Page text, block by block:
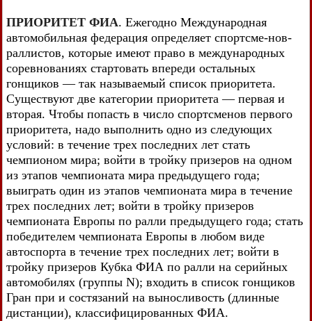
ПРИОРИТЕТ ФИА. Ежегодно Международная
автомобильная федерация определяет спортсме-нов-
раллистов, которые имеют право в международных
соревнованиях стартовать впереди остальных
гонщиков — так называемый список приоритета.
Существуют две категории приоритета — первая и
вторая. Чтобы попасть в число спортсменов первого
приоритета, надо выполнить одно из следующих
условий: в течение трех последних лет стать
чемпионом мира; войти в тройку призеров на одном
из этапов чемпионата мира предыдущего года;
выиграть один из этапов чемпионата мира в течение
трех последних лет; войти в тройку призеров
чемпионата Европы по ралли предыдущего года; стать
победителем чемпионата Европы в любом виде
автоспорта в течение трех последних лет; войти в
тройку призеров Кубка ФИА по ралли на серийных
автомобилях (группы N); входить в список гонщиков
Гран при и состязаний на выносливость (длинные
дистанции), классифицированных ФИА.